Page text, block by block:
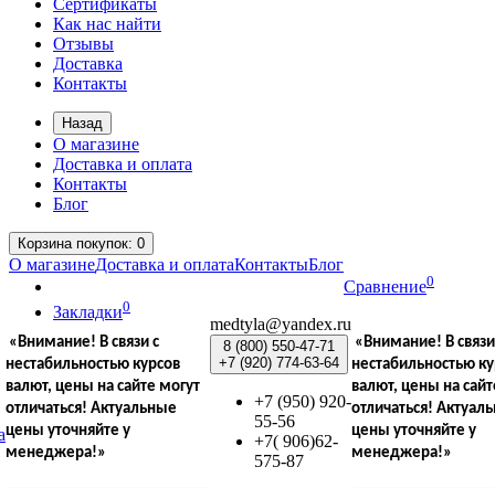
Сертификаты
Как нас найти
Отзывы
Доставка
Контакты
Назад
О магазине
Доставка и оплата
Контакты
Блог
Корзинапокупок: 0
О магазинеДоставка и оплатаКонтактыБлог
Сравнение0
Закладки0
«Внимание! В связи с
нестабильностью курсов
валют, цены на сайте могут
отличаться! Актуальные
цены уточняйте у
менеджера!»
medtyla@yandex.ru
8 (800) 550-47-71
+7 (920) 774-63-64
+7 (950) 920-
55-56
+7( 906)62-
575-87
«Внимание! В
нестабильностью
валют, цены на
отличаться!
цены уточняйте у
менеджера!»